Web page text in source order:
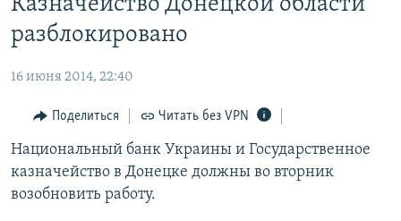
основному
содержанию
Вернутся
навигации
Вернутся
поиску
СПЕЦПРОЕКТЫ
КАРТА ВОЕННЫХ ОБЪЕКТОВ КРЫМА
11 ЛЕТ ОККУПАЦИИ КРЫМА. 11 ИСТОРИЙ СОПРОТИВЛЕНИЯ
ВОДА
ИСТОРИЯ
ЕЩЕ
ИНТЕРАКТИВ
РАДІО СВОБОДА
КАК ОБОЙТИ БЛОКИРОВКУ
Казначейство Донецкой области
разблокировано
16 июня 2014, 22:40
Поделиться Читать без VPN
Национальный банк Украины и Государственное
казначейство в Донецке должны во вторник
возобновить работу.